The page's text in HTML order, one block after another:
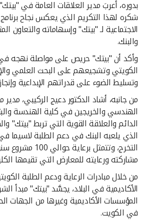
تركيا
مصر
المملكة المتحدة
مملكة البحرين
بدوره، أعربَ مدير العلاقات العامة في
شكره لهذا التكريم الذي يعكس نجاح
الاجتماعية لـ "بيتك" وإسهاماته والتعاون
والبنك.
وأكد أن "بيتك" حريص على مواصلة نهجه
الكويتي وتشجيعهم على البحث العلمي
وتسليط الضوء على قدراتهم الإبداعية
من جانبه، أشاد الدكتور دعيج الركيبي، مدير
الهندسي والخريجين في كلية الهندسة
الدائم والعلاقة القوية التي تربط "بيتك"
الذي يلعبه البنك في دعم الطلبة لاسيما
التخرج، وتتمثل
مشاركته ورعايته للمعارض التي تقيمها
من خلال مبادرات الرعاية ودعم الطلبة
الأكاديمية في البلاد، يجسَّد "بيتك" مبدأ
المؤسسات الأكاديمية وغيرها من الجهات
في الكويت.